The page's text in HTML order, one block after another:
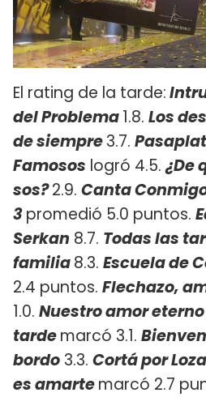
El rating de la tarde:
del Problema1.8. Los
desiempre3.7.
Famosos logró 4.5.¿De
sos?2.9. Canta
3promedió 5.0 puntos.
Serkan 8.7. Todas las
familia8.3. Escuela de
2.4 puntos. Flechazo,
1.0. Nuestro amor eterno
tardemarcó 3.1.
bordo 3.3. Cortá por
es amartemarcó 2.7